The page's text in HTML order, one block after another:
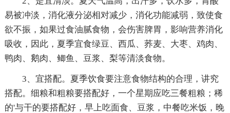
易被冲淡，消化液分泌相对减少，消化功能减弱，致使食
欲不振，如果过食油腻食物，会伤害脾胃，影响营养消化
吸收，因此，夏季宜食绿豆、西瓜、荞麦、大枣、鸡肉、
鸭肉、鹅肉、鲫鱼、豆浆、梨等清淡食物。
3、宜搭配。夏季饮食要注意食物结构的合理，讲究
搭配。细粮和粗粮要搭配好，一个星期应吃三餐粗粮；稀
的'与干的要搭配好，早上吃面食、豆浆，中餐吃米饭，晚